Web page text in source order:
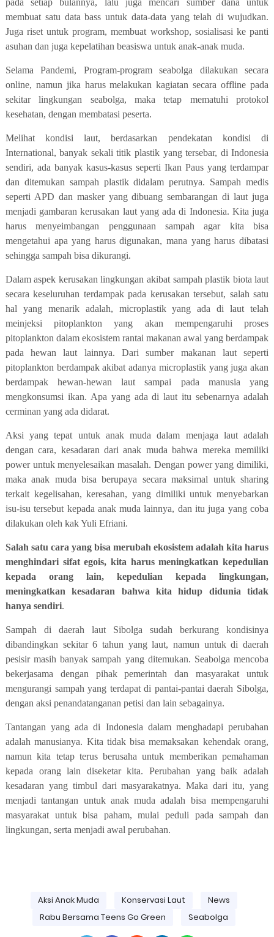
pada setiap bulannya, lalu juga mencari sumber dana untuk
membuat satu data bass untuk data-data yang telah di wujudkan.
Juga riset untuk program, membuat workshop, sosialisasi ke panti
asuhan dan juga kepelatihan beasiswa untuk anak-anak muda.
Selama Pandemi, Program-program seabolga dilakukan secara
online, namun jika harus melakukan kagiatan secara offline pada
sekitar lingkungan seabolga, maka tetap mematuhi protokol
kesehatan, dengan membatasi peserta.
Melihat kondisi laut, berdasarkan pendekatan kondisi di
International, banyak sekali titik plastik yang tersebar, di Indonesia
sendiri, ada banyak kasus-kasus seperti Ikan Paus yang terdampar
dan ditemukan sampah plastik didalam perutnya. Sampah medis
seperti APD dan masker yang dibuang sembarangan di laut juga
menjadi gambaran kerusakan laut yang ada di Indonesia. Kita juga
harus menyeimbangan penggunaan sampah agar kita bisa
mengetahui apa yang harus digunakan, mana yang harus dibatasi
sehingga sampah bisa dikurangi.
Dalam aspek kerusakan lingkungan akibat sampah plastik biota laut
secara keseluruhan terdampak pada kerusakan tersebut, salah satu
hal yang menarik adalah, microplastik yang ada di laut telah
meinjeksi pitoplankton yang akan mempengaruhi proses
pitoplankton dalam ekosistem rantai makanan awal yang berdampak
pada hewan laut lainnya. Dari sumber makanan laut seperti
pitoplankton berdampak akibat adanya microplastik yang juga akan
berdampak hewan-hewan laut sampai pada manusia yang
mengkonsumsi ikan. Apa yang ada di laut itu sebenarnya adalah
cerminan yang ada didarat.
Aksi yang tepat untuk anak muda dalam menjaga laut adalah
dengan cara, kesadaran dari anak muda bahwa mereka memiliki
power untuk menyelesaikan masalah. Dengan power yang dimiliki,
maka anak muda bisa berupaya secara maksimal untuk sharing
terkait kegelisahan, keresahan, yang dimiliki untuk menyebarkan
isu-isu tersebut kepada anak muda lainnya, dan itu juga yang coba
dilakukan oleh kak Yuli Efriani.
Salah satu cara yang bisa merubah ekosistem adalah kita harus
menghindari sifat egois, kita harus meningkatkan kepedulian
kepada orang lain, kepedulian kepada lingkungan,
meningkatkan kesadaran bahwa kita hidup didunia tidak
hanya sendiri.
Sampah di daerah laut Sibolga sudah berkurang kondisinya
dibandingkan sekitar 6 tahun yang laut, namun untuk di daerah
pesisir masih banyak sampah yang ditemukan. Seabolga mencoba
bekerjasama dengan pihak pemerintah dan masyarakat untuk
mengurangi sampah yang terdapat di pantai-pantai daerah Sibolga,
dengan aksi penandatanganan petisi dan lain sebagainya.
Tantangan yang ada di Indonesia dalam menghadapi perubahan
adalah manusianya. Kita tidak bisa memaksakan kehendak orang,
namun kita tetap terus berusaha untuk memberikan pemahaman
kepada orang lain diseketar kita. Perubahan yang baik adalah
kesadaran yang timbul dari masyarakatnya. Maka dari itu, yang
menjadi tantangan untuk anak muda adalah bisa mempengaruhi
masyarakat untuk bisa paham, mulai peduli pada sampah dan
lingkungan, serta menjadi awal perubahan.
Aksi Anak Muda Konservasi Laut
News
Rabu Bersama Teens Go Green
Seabolga